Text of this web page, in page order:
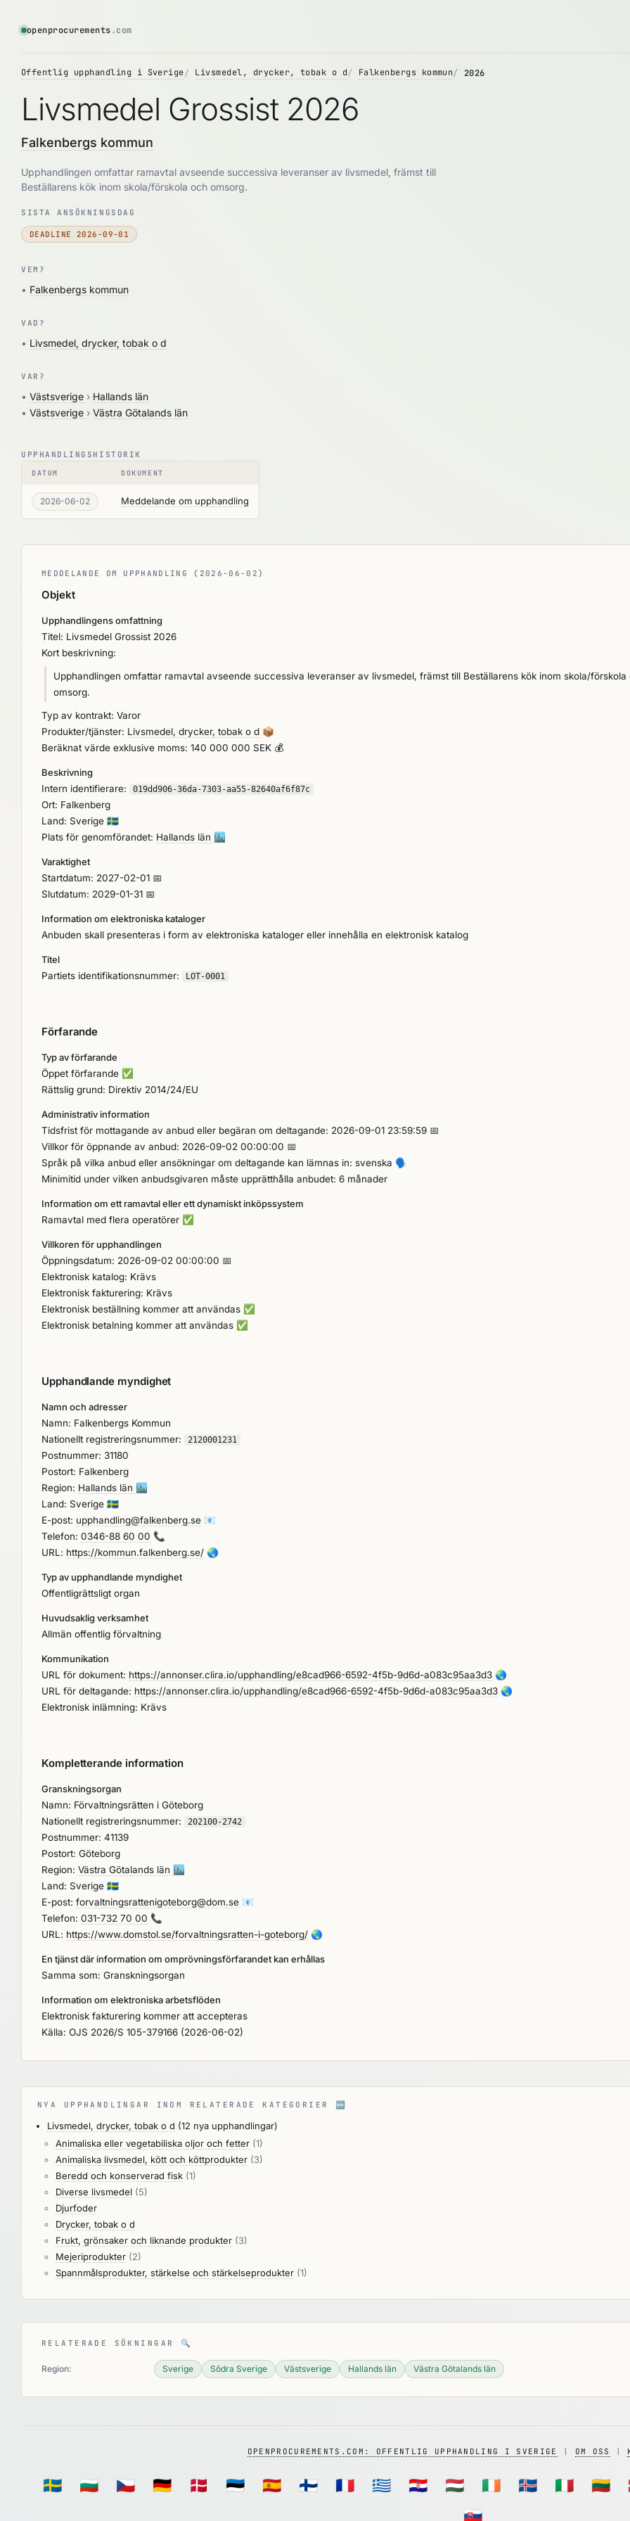
openprocurements.com
Offentlig upphandling i Sverige Livsmedel, drycker, tobak o d Falkenbergs kommun 2026
Livsmedel Grossist 2026
Falkenbergs kommun
Upphandlingen omfattar ramavtal avseende successiva leveranser av livsmedel, främst till
Beställarens kök inom skola/förskola och omsorg.
SISTA ANSÖKNINGSDAG
DEADLINE 2026-09-01
VEM?
• Falkenbergs kommun
VAD?
• Livsmedel, drycker, tobak o d
VAR?
• Västsverige › Hallands län
• Västsverige › Västra Götalands län
UPPHANDLINGSHISTORIK
DATUM DOKUMENT
2026-06-02 Meddelande om upphandling
MEDDELANDE OM UPPHANDLING (2026-06-02)
Objekt
Upphandlingens omfattning
Titel: Livsmedel Grossist 2026
Kort beskrivning:
Upphandlingen omfattar ramavtal avseende successiva leveranser av livsmedel, främst till Beställarens kök inom skola/förskola
omsorg.
Typ av kontrakt: Varor
Produkter/tjänster: Livsmedel, drycker, tobak o d 📦
Beräknat värde exklusive moms: 140 000 000 SEK 💰
Beskrivning
Intern identifierare:
019dd906-36da-7303-aa55-82640af6f87c
Ort: Falkenberg
Land: Sverige 🇸🇪
Plats för genomförandet: Hallands län 🏙️
Varaktighet
Startdatum: 2027-02-01 📅
Slutdatum: 2029-01-31 📅
Information om elektroniska kataloger
Anbuden skall presenteras i form av elektroniska kataloger eller innehålla en elektronisk katalog
Titel
Partiets identifikationsnummer:
LOT-0001
Förfarande
Typ av förfarande
Öppet förfarande ✅
Rättslig grund: Direktiv 2014/24/EU
Administrativ information
Tidsfrist för mottagande av anbud eller begäran om deltagande: 2026-09-01 23:59:59 📅
Villkor för öppnande av anbud: 2026-09-02 00:00:00 📅
Språk på vilka anbud eller ansökningar om deltagande kan lämnas in: svenska 🗣️
Minimitid under vilken anbudsgivaren måste upprätthålla anbudet: 6 månader
Information om ett ramavtal eller ett dynamiskt inköpssystem
Ramavtal med flera operatörer ✅
Villkoren för upphandlingen
Öppningsdatum: 2026-09-02 00:00:00 📅
Elektronisk katalog: Krävs
Elektronisk fakturering: Krävs
Elektronisk beställning kommer att användas ✅
Elektronisk betalning kommer att användas ✅
Upphandlande myndighet
Namn och adresser
Namn: Falkenbergs Kommun
Nationellt registreringsnummer:
2120001231
Postnummer: 31180
Postort: Falkenberg
Region: Hallands län 🏙️
Land: Sverige 🇸🇪
E-post: upphandling@falkenberg.se 📧
Telefon: 0346-88 60 00 📞
URL: https://kommun.falkenberg.se/ 🌏
Typ av upphandlande myndighet
Offentligrättsligt organ
Huvudsaklig verksamhet
Allmän offentlig förvaltning
Kommunikation
URL för dokument: https://annonser.clira.io/upphandling/e8cad966-6592-4f5b-9d6d-a083c95aa3d3 🌏
URL för deltagande: https://annonser.clira.io/upphandling/e8cad966-6592-4f5b-9d6d-a083c95aa3d3 🌏
Elektronisk inlämning: Krävs
Kompletterande information
Granskningsorgan
Namn: Förvaltningsrätten i Göteborg
Nationellt registreringsnummer:
202100-2742
Postnummer: 41139
Postort: Göteborg
Region: Västra Götalands län 🏙️
Land: Sverige 🇸🇪
E-post: forvaltningsrattenigoteborg@dom.se 📧
Telefon: 031-732 70 00 📞
URL: https://www.domstol.se/forvaltningsratten-i-goteborg/ 🌏
En tjänst där information om omprövningsförfarandet kan erhållas
Samma som: Granskningsorgan
Information om elektroniska arbetsflöden
Elektronisk fakturering kommer att accepteras
Källa: OJS 2026/S 105-379166 (2026-06-02)
NYA UPPHANDLINGAR INOM RELATERADE KATEGORIER 🆕
Livsmedel, drycker, tobak o d (12 nya upphandlingar)
Animaliska eller vegetabiliska oljor och fetter (1)
Animaliska livsmedel, kött och köttprodukter (3)
Beredd och konserverad fisk (1)
Diverse livsmedel (5)
Djurfoder
Drycker, tobak o d
Frukt, grönsaker och liknande produkter (3)
Mejeriprodukter (2)
Spannmålsprodukter, stärkelse och stärkelseprodukter (1)
RELATERADE SÖKNINGAR 🔍
Region: Sverige Södra Sverige Västsverige Hallands län Västra Götalands län
OPENPROCUREMENTS.COM: OFFENTLIG UPPHANDLING I SVERIGE OM OSS
🇸🇪 🇧🇬 🇨🇿 🇩🇪 🇩🇰 🇪🇪 🇪🇸 🇫🇮 🇫🇷 🇬🇷 🇭🇷 🇭🇺 🇮🇪 🇮🇸 🇮🇹 🇱🇹
🇸🇰